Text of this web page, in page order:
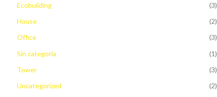
Ecobuilding
(3)
House
(2)
Office
(3)
Sin categoría
(1)
Tower
(3)
Uncategorized
(2)